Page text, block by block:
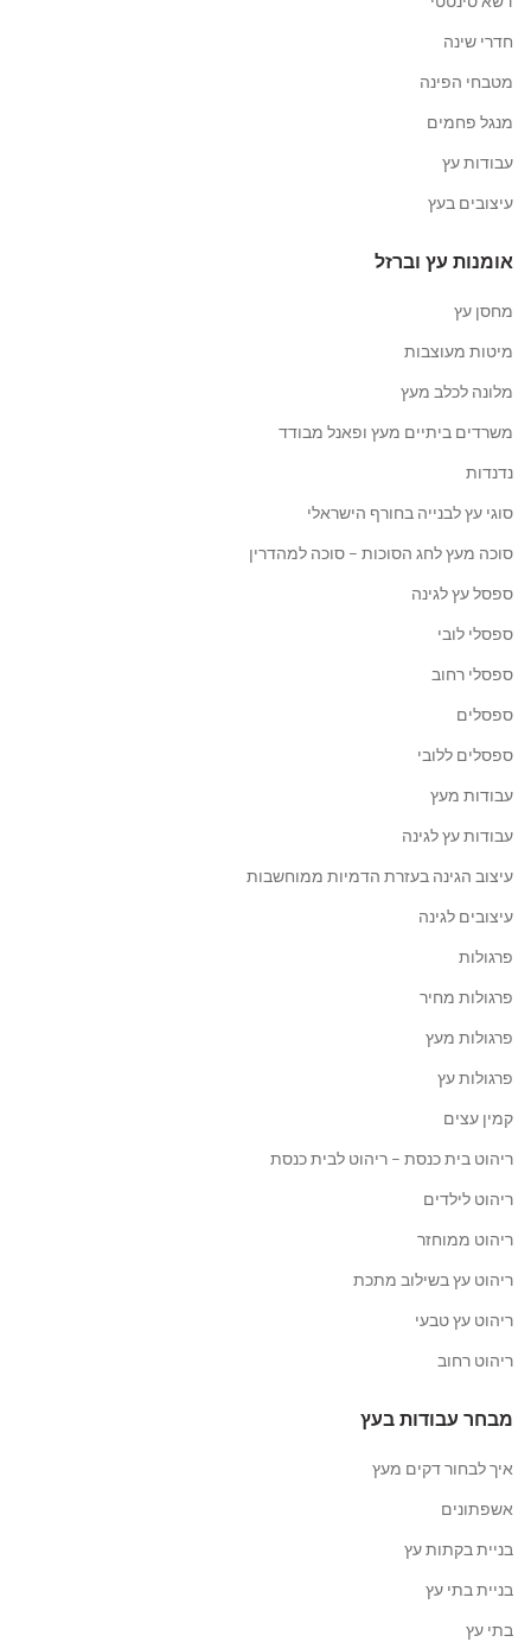
חדרי שינה
מטבחי הפינה
מנגל פחמים
עבודות עץ
עיצובים בעץ
אומנות עץ וברזל
מחסן עץ
מיטות מעוצבות
מלונה לכלב מעץ
משרדים ביתיים מעץ ופאנל מבודד
נדנדות
סוגי עץ לבנייה בחורף הישראלי
סוכה מעץ לחג הסוכות – סוכה למהדרין
ספסל עץ לגינה
ספסלי לובי
ספסלי רחוב
ספסלים
ספסלים ללובי
עבודות מעץ
עבודות עץ לגינה
עיצוב הגינה בעזרת הדמיות ממוחשבות
עיצובים לגינה
פרגולות
פרגולות מחיר
פרגולות מעץ
פרגולות עץ
קמין עצים
ריהוט בית כנסת – ריהוט לבית כנסת
ריהוט לילדים
ריהוט ממוחזר
ריהוט עץ בשילוב מתכת
ריהוט עץ טבעי
ריהוט רחוב
מבחר עבודות בעץ
איך לבחור דקים מעץ
אשפתונים
בניית בקתות עץ
בניית בתי עץ
בתי עץ